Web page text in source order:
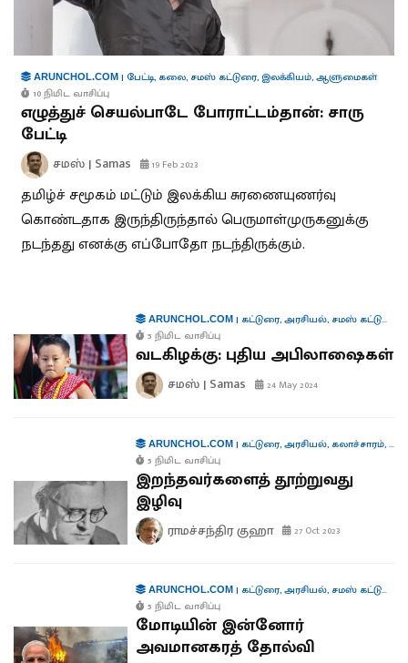
ARUNCHOL.COM | பேட்டி, கலை, சமஸ் கட்டுரை, இலக்கியம்,ஆளுமைகள்
10 நிமிட வாசிப்பு
எழுத்துச் செயல்பாடே போராட்டம்தான்: சாரு
பேட்டி
சமஸ் | Samas 19 Feb 2023
தமிழ்ச் சமூகம் மட்டும் இலக்கிய சுரணையுணர்வு
கொண்டதாக இருந்திருந்தால் பெருமாள்முருகனுக்கு
நடந்தது எனக்கு எப்போதோ நடந்திருக்கும்.
ARUNCHOL.COM| கட்டுரை,அரசியல், சமஸ் கட்டுரை
5 நிமிட வாசிப்பு
வடகிழக்கு: புதிய அபிலாஷைகள்
சமஸ் | Samas 24 May 2024
ARUNCHOL.COM| கட்டுரை,அரசியல், கலாச்சாரம்,
5 நிமிட வாசிப்பு
இறந்தவர்களைத் தூற்றுவது
இழிவு
ராமச்சந்திர குஹா 27 Oct 2023
ARUNCHOL.COM| கட்டுரை,அரசியல், சமஸ் கட்டுரை
5 நிமிட வாசிப்பு
மோடியின் இன்னோர்
அவமானகரத் தோல்வி